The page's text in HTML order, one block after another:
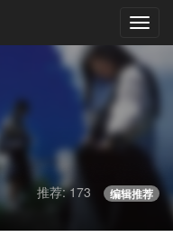
推荐: 173 编辑推荐